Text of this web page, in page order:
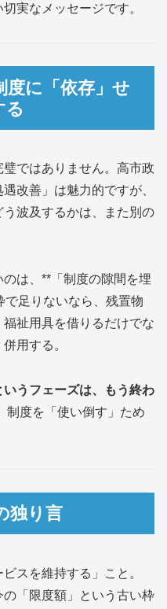
実なメッセージです。
度に「依存」せ
る
ではありません。高市政
改善」は魅力的ですが、
波及するかは、また別の
は、**「制度の隙間を埋
足りないなら、残置物
祉用具を借りるだけでな
用する。
いうフェーズは、もう終わ
制度を「使い倒す」ため
独り言
スを維持する」こと。
「限度額」という古い枠